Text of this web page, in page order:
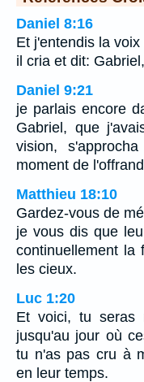
Daniel 8:16
Et j'entendis la
il cria et dit:
Daniel 9:21
je parlais encore
Gabriel, que
vision,
moment de
Matthieu 18:10
Gardez-vous de
je vous dis que
continuellement la
les cieux.
Luc 1:20
Et voici, tu seras
jusqu'au jour où
tu n'as pas cru à
en leur temps.